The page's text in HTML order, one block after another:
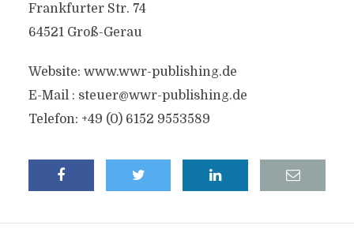
Frankfurter Str. 74
64521 Groß-Gerau
Website: www.wwr-publishing.de
E-Mail : steuer@wwr-publishing.de
Telefon: +49 (0) 6152 9553589